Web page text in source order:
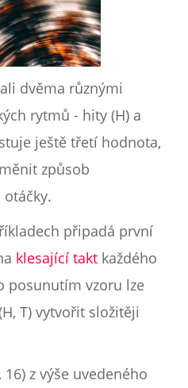
dvěma různými
rytmů - hity (H) a
ještě třetí hodnota,
způsob
otáčky.
připadá první
klesající taktkaždého
posunutím vzoru lze
T) vytvořit složitěji
z výše uvedeného